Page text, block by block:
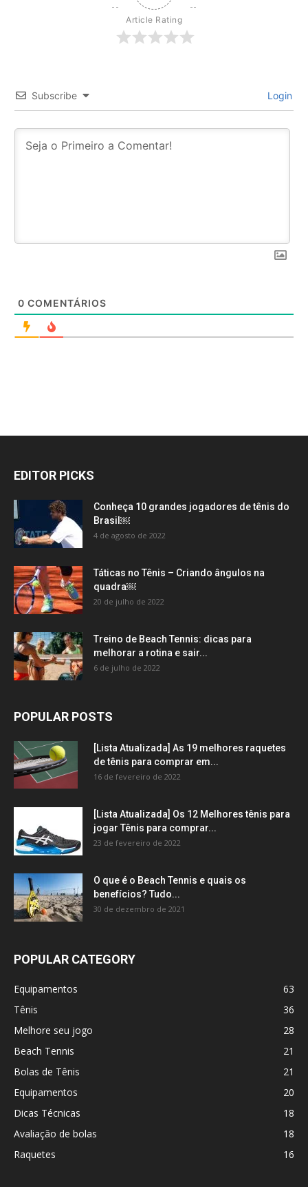
Article Rating
Subscribe Login
0 COMENTÁRIOS
EDITOR PICKS
Conheça 10 grandes jogadores de tênis do
Brasil￼
4 de agosto de 2022
Táticas no Tênis – Criando ângulos na
quadra￼
20 de julho de 2022
Treino de Beach Tennis: dicas para
melhorar a rotina e sair...
6 de julho de 2022
POPULAR POSTS
[Lista Atualizada] As 19 melhores raquetes
de tênis para comprar em...
16 de fevereiro de 2022
[Lista Atualizada] Os 12 Melhores tênis para
jogar Tênis para comprar...
23 de fevereiro de 2022
O que é o Beach Tennis e quais os
benefícios? Tudo...
30 de dezembro de 2021
POPULAR CATEGORY
Equipamentos
63
Tênis
36
Melhore seu jogo
28
Beach Tennis
21
Bolas de Tênis
21
Equipamentos
20
Dicas Técnicas
18
Avaliação de bolas
18
Raquetes
16